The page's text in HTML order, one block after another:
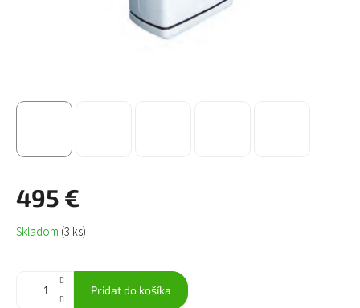
495 €
Jednotková
cena:
Skladom (3 ks)
Pridať do košíka